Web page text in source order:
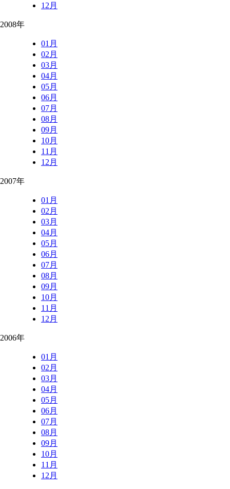
12月
2008年
01月
02月
03月
04月
05月
06月
07月
08月
09月
10月
11月
12月
2007年
01月
02月
03月
04月
05月
06月
07月
08月
09月
10月
11月
12月
2006年
01月
02月
03月
04月
05月
06月
07月
08月
09月
10月
11月
12月